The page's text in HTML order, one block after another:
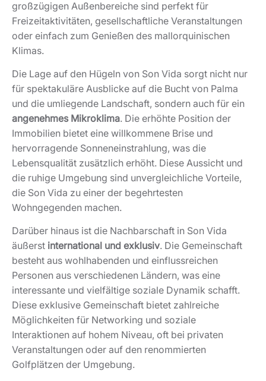
großzügigen Außenbereiche sind perfekt für
Freizeitaktivitäten, gesellschaftliche Veranstaltungen
oder einfach zum Genießen des mallorquinischen
Klimas.
Die Lage auf den Hügeln von Son Vida sorgt nicht nur
für spektakuläre Ausblicke auf die Bucht von Palma
und die umliegende Landschaft, sondern auch für ein
angenehmes Mikroklima. Die erhöhte Position der
Immobilien bietet eine willkommene Brise und
hervorragende Sonneneinstrahlung, was die
Lebensqualität zusätzlich erhöht. Diese Aussicht und
die ruhige Umgebung sind unvergleichliche Vorteile,
die Son Vida zu einer der begehrtesten
Wohngegenden machen.
Darüber hinaus ist die Nachbarschaft in Son Vida
äußerst international und exklusiv. Die Gemeinschaft
besteht aus wohlhabenden und einflussreichen
Personen aus verschiedenen Ländern, was eine
interessante und vielfältige soziale Dynamik schafft.
Diese exklusive Gemeinschaft bietet zahlreiche
Möglichkeiten für Networking und soziale
Interaktionen auf hohem Niveau, oft bei privaten
Veranstaltungen oder auf den renommierten
Golfplätzen der Umgebung.